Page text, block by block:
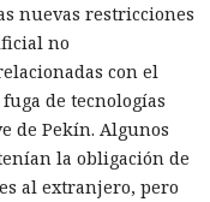
nuevas restricciones
no
con el
de tecnologías
de Pekín. Algunos
la obligación de
al extranjero, pero